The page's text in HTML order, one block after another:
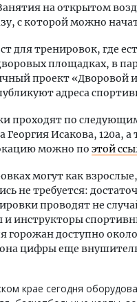
на открытом
с которой можно
для тренировок, где
площадках, в
проект «Дворовой
адреса
проходят по
Исакова, 120а,
можно по этой
могут как
не требуется:
проводят не
и инструкторы
горожан доступно
цифры еще
крае сегодня